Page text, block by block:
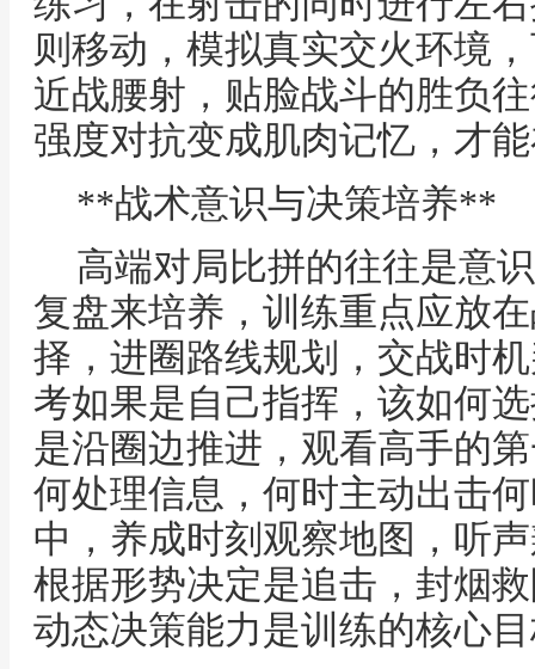
则移动，模拟真实交火环境
近战腰射，贴脸战斗的胜负
强度对抗变成肌肉记忆，才
**战术意识与决策培养**
高端对局比拼的往往是意
复盘来培养，训练重点应放
择，进圈路线规划，交战时
考如果是自己指挥，该如何
是沿圈边推进，观看高手的
何处理信息，何时主动出击
中，养成时刻观察地图，听
根据形势决定是追击，封烟
动态决策能力是训练的核心